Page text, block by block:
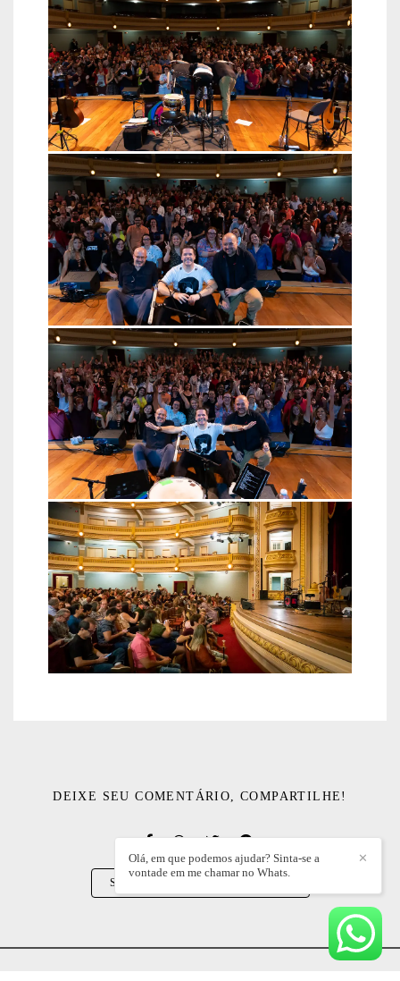
DEIXE SEU COMENTÁRIO, COMPARTILHE!
SOLICITE SEU ORÇAMENTO
✕
Olá, em que podemos ajudar? Sinta-se a
vontade em me chamar no Whats.